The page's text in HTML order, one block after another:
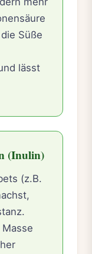
Süße
lässt
(Inulin)
(z.B.